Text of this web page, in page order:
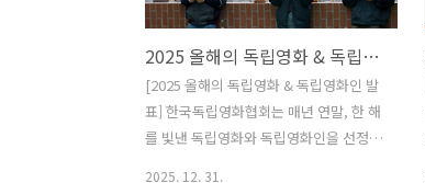
2025 올해의 독립영화 & 독립영화인
[2025 올해의 독립영화 & 독립영화인 발
표] 한국독립영화협회는 매년 연말, 한 해
를 빛낸 독립영화와 독립영화인을 선정하
2025. 12. 31.